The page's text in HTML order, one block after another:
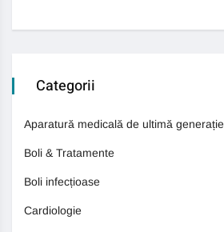
Categorii
Aparatură medicală de ultimă generație
Boli & Tratamente
Boli infecțioase
Cardiologie